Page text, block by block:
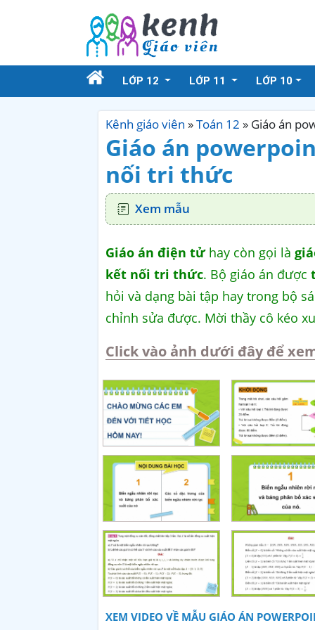
LỚP 12 LỚP 11 LỚP 10
Kênh giáo viên »Toán 12 » Giáo án
Giáo án
nối tri thức
Xem mẫu
Giáo án điện tửhay còn gọi là
kết nối tri thức. Bộ giáo án được
hỏi và dạng bài tập hay trong bộ
chỉnh sửa được. Mời thầy cô kéo
Click vào ảnh dưới đây để
XEM VIDEO VỀ MẪU GIÁO ÁN